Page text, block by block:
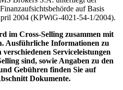
auf Basis
2004 (KPWiG-4021-54-1/2004).
im Cross-Selling zusammen mit
Ausführliche Informationen zu
Serviceleistungen
sind, sowie Angaben zu den
Gebühren finden Sie auf
Dokumente.